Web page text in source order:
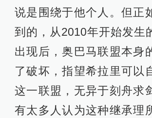
说是围绕于他个人。但正
到的，从2010年开始发生
出现后，奥巴马联盟本身
了破坏，指望希拉里可以
这一联盟，无异于刻舟求
有太多人认为这种继承理